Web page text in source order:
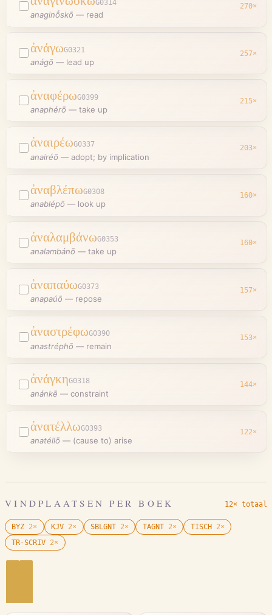
G0314
anaginṓskō — read
270×
ἀνάγωG0321
anágō — lead up
257×
ἀναφέρωG0399
anaphérō — take up
215×
ἀναιρέωG0337
anairéō — adopt; by implication
203×
ἀναβλέπωG0308
anablépō — look up
160×
ἀναλαμβάνωG0353
analambánō — take up
160×
ἀναπαύωG0373
anapaúō — repose
157×
ἀναστρέφωG0390
anastréphō — remain
153×
ἀνάγκηG0318
anánkē — constraint
144×
ἀνατέλλωG0393
anatéllō — (cause to) arise
122×
VINDPLAATSEN PER BOEK 12× totaal
BYZ 2× KJV 2× SBLGNT 2× TAGNT 2× TISCH 2×
TR-SCRIV 2×